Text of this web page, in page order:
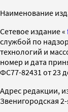
Наименование
Cетевое издание «
службой по
технологий и
номер и дата
ФС77-82431 от 23
Адрес редакции,
Звенигородская 2-